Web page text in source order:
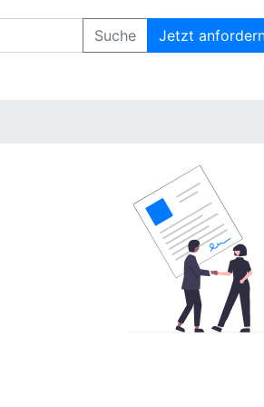
Suche Jetzt